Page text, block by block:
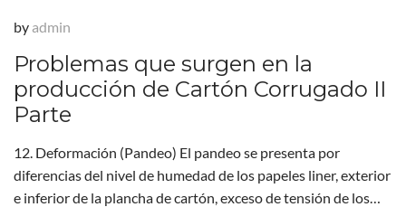
by admin
Problemas que surgen en la
producción de Cartón Corrugado II
Parte
12. Deformación (Pandeo) El pandeo se presenta por
diferencias del nivel de humedad de los papeles liner, exterior
e inferior de la plancha de cartón, exceso de tensión de los…